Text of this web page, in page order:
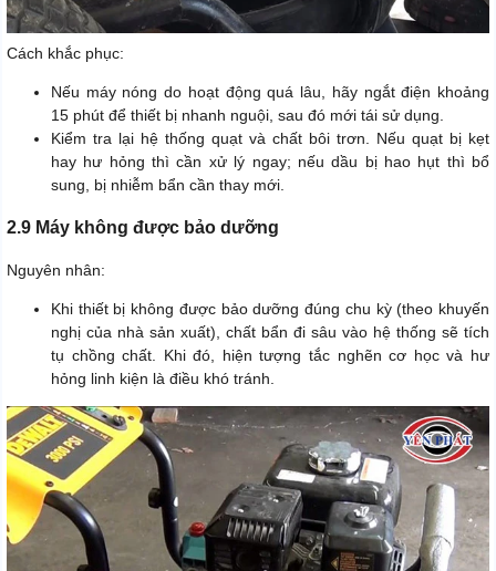
Cách khắc phục:
Nếu máy nóng do hoạt động quá lâu, hãy ngắt điện khoảng
15 phút để thiết bị nhanh nguội, sau đó mới tái sử dụng.
Kiểm tra lại hệ thống quạt và chất bôi trơn. Nếu quạt bị kẹt
hay hư hỏng thì cần xử lý ngay; nếu dầu bị hao hụt thì bổ
sung, bị nhiễm bẩn cần thay mới.
2.9 Máy không được bảo dưỡng
Nguyên nhân:
Khi thiết bị không được bảo dưỡng đúng chu kỳ (theo khuyến
nghị của nhà sản xuất), chất bẩn đi sâu vào hệ thống sẽ tích
tụ chồng chất. Khi đó, hiện tượng tắc nghẽn cơ học và hư
hỏng linh kiện là điều khó tránh.